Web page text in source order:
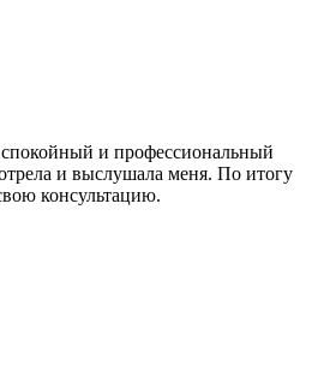
и профессиональный
и выслушала меня. По итогу
консультацию.